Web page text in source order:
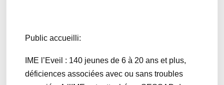
Public accueilli:
IME l’Eveil : 140 jeunes de 6 à 20 ans et plus,
déficiences associées avec ou sans troubles